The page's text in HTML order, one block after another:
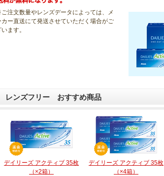
注文数量やレンズデータによっては、メ
カー直送にて発送させていただく場合がご
います。
レンズフリー おすすめ商品
デイリーズ アクティブ 35枚
（×2箱）
デイリーズ アクティブ 35枚
（×4箱）